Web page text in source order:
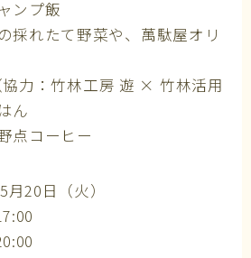
ンプ飯
れたて野菜や、萬駄屋オリ
協力：竹林工房 遊 × 竹林活用
ん
点コーヒー
20日（火）